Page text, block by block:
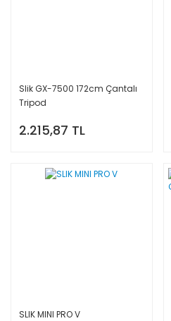
Slik GX-7500 172cm Çantalı
Tripod
2.215,87 TL
SLIK MINI PRO V